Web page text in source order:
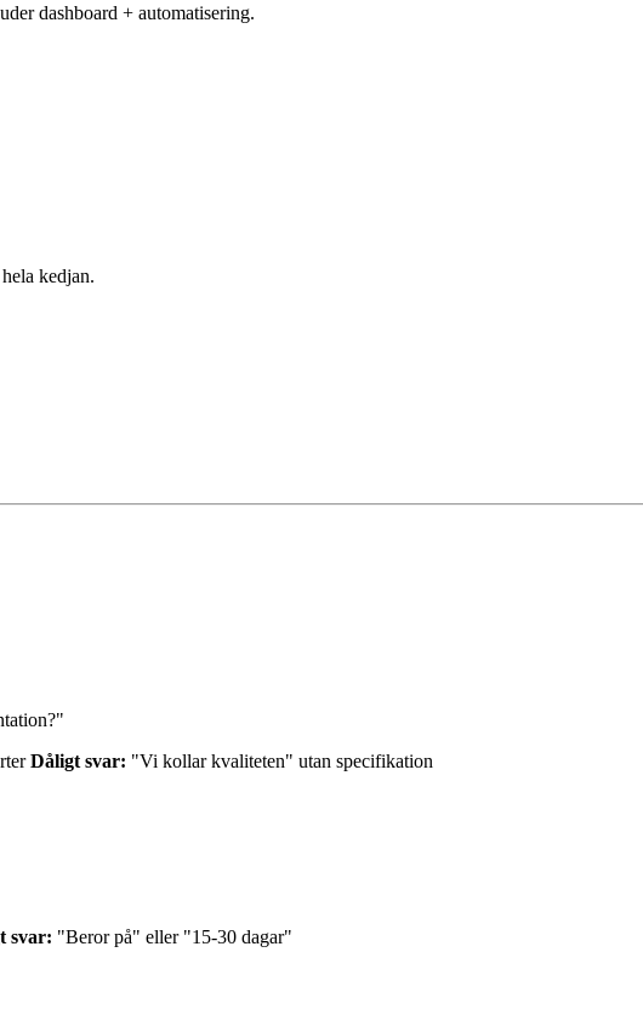
dashboard + automatisering.
kedjan.
Dåligt svar: "Vi kollar kvaliteten" utan specifikation
svar: "Beror på" eller "15-30 dagar"